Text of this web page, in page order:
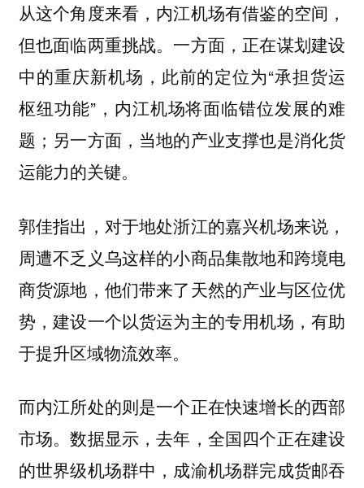
从这个角度来看，内江机场有借鉴的空间，
但也面临两重挑战。一方面，正在谋划建设
中的重庆新机场，此前的定位为“承担货运
枢纽功能”，内江机场将面临错位发展的难
题；另一方面，当地的产业支撑也是消化货
运能力的关键。
郭佳指出，对于地处浙江的嘉兴机场来说，
周遭不乏义乌这样的小商品集散地和跨境电
商货源地，他们带来了天然的产业与区位优
势，建设一个以货运为主的专用机场，有助
于提升区域物流效率。
而内江所处的则是一个正在快速增长的西部
市场。数据显示，去年，全国四个正在建设
的世界级机场群中，成渝机场群完成货邮吞